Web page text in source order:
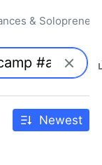
&
Newest